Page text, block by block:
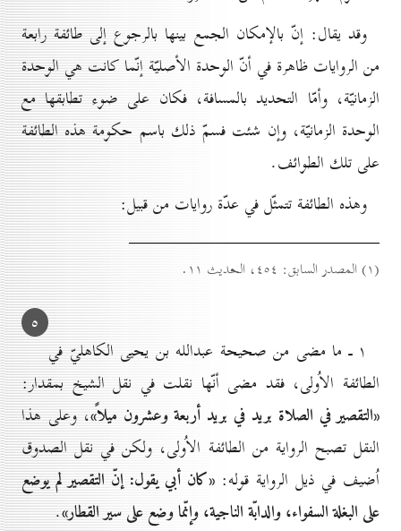
وقد يقال: إنّ بالإمكان الجمع بينها بالرجوع إلى طائفة رابعة
من الروايات ظاهرة في أنّ الوحدة الأصليّة إنّما كانت هي الوحدة
الزمانيّة، وأمّا التحديد بالمسافة، فكان على ضوء تطابقها مع
الوحدة الزمانيّة، وإن شئت فسمّ ذلك باسم حكومة هذه الطائفة
على تلك الطوائف.
وهذه الطائفة تتمثّل في عدّة روايات من قبيل:
(۱) المصدر السابق: ٤٥٤، الحديث ۱۱.
٥
۱ ـ ما مضى من صحيحة عبدالله بن يحيى الكاهليّ في
الطائفة الاُولى، فقد مضى أنّها نقلت في نقل الشيخ بمقدار:
«التقصير في الصلاة بريد في بريد أربعة وعشرون ميلاً»، وعلى هذا
النقل تصبح الرواية من الطائفة الاُولى، ولكن في نقل الصدوق
اُضيف في ذيل الرواية قوله:«كان أبي يقول: إنّ التقصير لم يوضع
على البغلة السفواء، والدابّة الناجية، وإنّما وضع على سير القطار».